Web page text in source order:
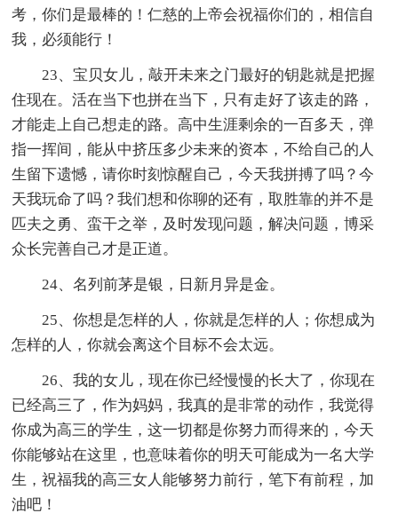
考，你们是最棒的！仁慈的上帝会祝福你们的，相信自
我，必须能行！
23、宝贝女儿，敲开未来之门最好的钥匙就是把握
住现在。活在当下也拼在当下，只有走好了该走的路，
才能走上自己想走的路。高中生涯剩余的一百多天，弹
指一挥间，能从中挤压多少未来的资本，不给自己的人
生留下遗憾，请你时刻惊醒自己，今天我拼搏了吗？今
天我玩命了吗？我们想和你聊的还有，取胜靠的并不是
匹夫之勇、蛮干之举，及时发现问题，解决问题，博采
众长完善自己才是正道。
24、名列前茅是银，日新月异是金。
25、你想是怎样的人，你就是怎样的人；你想成为
怎样的人，你就会离这个目标不会太远。
26、我的女儿，现在你已经慢慢的长大了，你现在
已经高三了，作为妈妈，我真的是非常的动作，我觉得
你成为高三的学生，这一切都是你努力而得来的，今天
你能够站在这里，也意味着你的明天可能成为一名大学
生，祝福我的高三女人能够努力前行，笔下有前程，加
油吧！